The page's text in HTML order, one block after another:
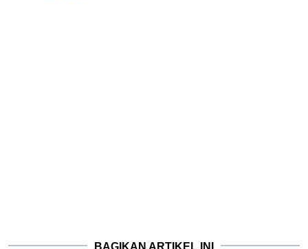
BAGIKAN ARTIKEL INI